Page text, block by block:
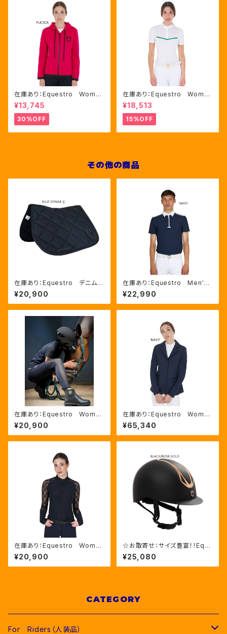
在庫あり：Equestro Wome
n's インターロックフロントジ
ップ フーディ ピンク・ブルー
2色（ETW00046）
¥13,745
30%OFF
在庫あり：Equestro Wome
n's レース風競技用シャツ
Mサイズのみ（ETW00221）
¥18,513
15%OFF
その他の商品
在庫あり：Equestro デニム
障害用ゼッケン 2色（ETH09
084）
¥20,900
在庫あり：Equestro Men's
半袖ジップアップ メッシュイ
ンサート競技用シャツ 2色（ET
M00308）
¥22,990
在庫あり：Equestro Wome
n’ｓ メッシュインサート フル
グリップレギンス（ETW00170）
¥20,900
在庫あり：Equestro Wome
n's 撥水 競技用ジャケット
３色（ETW00054）
¥65,340
在庫あり：Equestro Wome
n’ｓ レース長袖トレーニングシ
ャツ（ETW00269）
¥20,900
☆お取寄せ：サイズ豊富！！Equ
estro Azael ユニセックスヘル
メット ６色5サイズ（ETU0201
1）
¥25,080
CATEGORY
For Riders（人装品）